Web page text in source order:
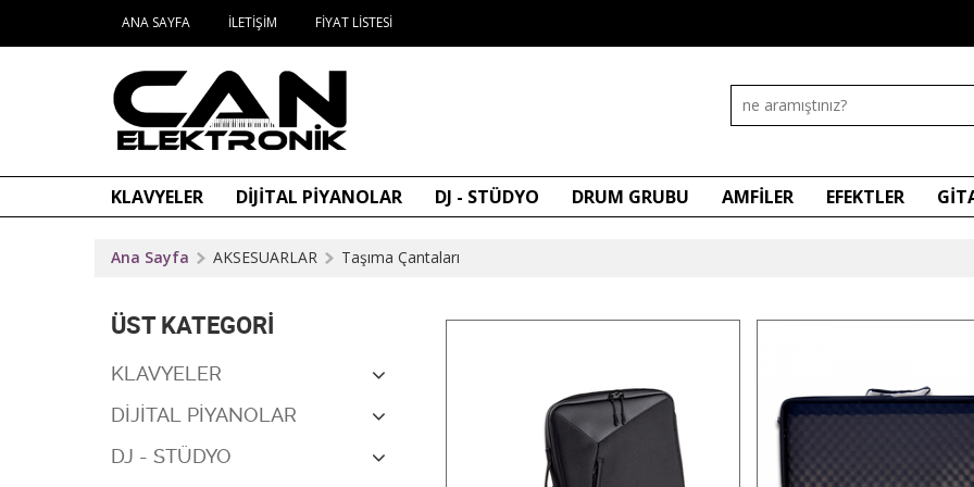
ANA SAYFA İLETIŞIM FIYAT LISTESI
KLAVYELER DİJİTAL PİYANOLAR DJ - STÜDYO DRUM GRUBU AMFİLER EFEKTLER
Ana Sayfa AKSESUARLAR Taşıma Çantaları
ÜST KATEGORI
KLAVYELER
DİJİTAL PİYANOLAR
DJ - STÜDYO